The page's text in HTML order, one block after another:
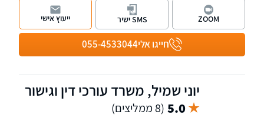
חשיבה מדויקת ומחויבות מלאה לכל אדם ולכל תיק
חייגו אלי055-4533044
ZOOM SMS ישיר ייעוץ אישי
יוני שמיל, משרד עורכי דין וגישור
5.0 (8 ממליצים)